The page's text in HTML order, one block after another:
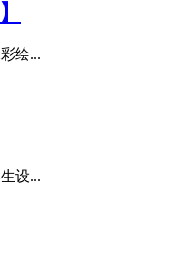
绘...
设...